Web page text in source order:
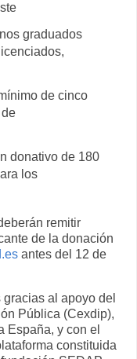
graduados
de cinco
donativo de 180
los
remitir
de la donación
antes del 12 de
al apoyo del
Pública (Cexdip),
España, y con el
constituida